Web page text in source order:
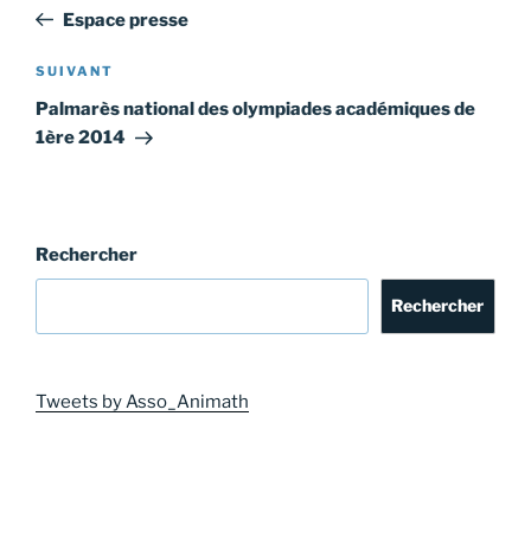
l’article
précédent
Espace presse
Article
suivant
SUIVANT
Palmarès national des olympiades académiques de
1ère 2014
Rechercher
Rechercher
Tweets by Asso_Animath